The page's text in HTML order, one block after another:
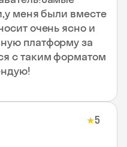
меня были вместе
очень ясно и
платформу за
с таким форматом
★5